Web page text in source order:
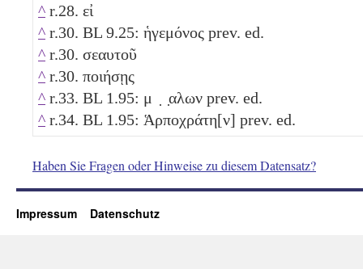
^ r.28. εἰ
^ r.30. BL 9.25: ἡγεμόνος prev. ed.
^ r.30. σεαυτοῦ
^ r.30. ποιήσῃς
^ r.33. BL 1.95: μ ̣ ̣αλων prev. ed.
^ r.34. BL 1.95: Ἁρποχράτη[ν] prev. ed.
Haben Sie Fragen oder Hinweise zu diesem Datensatz?
Impressum Datenschutz